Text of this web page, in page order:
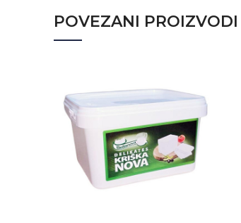
POVEZANI PROIZVODI